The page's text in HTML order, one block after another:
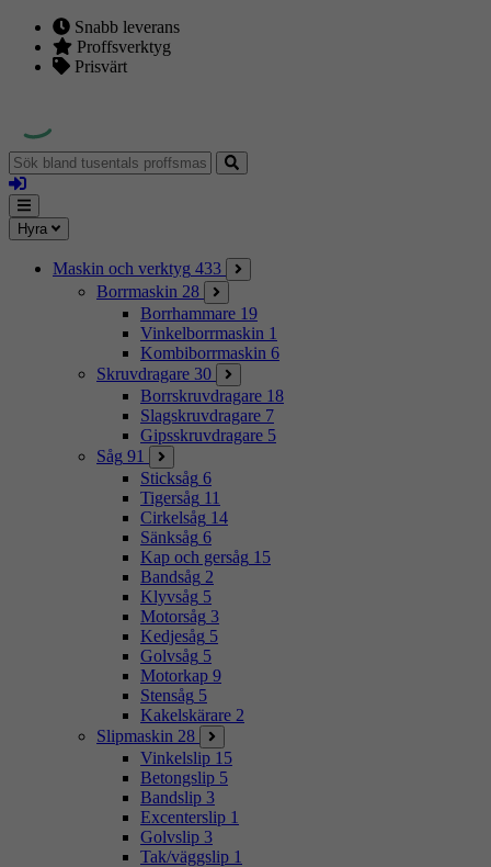
Snabb leverans
Proffsverktyg
Prisvärt
Sök
bland
tusentals
proffsmaskiner
Logga
in
Mina
sidor
Meny
Hyra
Maskin och verktyg 433
Borrmaskin 28
Borrhammare 19
Vinkelborrmaskin 1
Kombiborrmaskin 6
Skruvdragare 30
Borrskruvdragare 18
Slagskruvdragare 7
Gipsskruvdragare 5
Såg 91
Sticksåg 6
Tigersåg 11
Cirkelsåg 14
Sänksåg 6
Kap och gersåg 15
Bandsåg 2
Klyvsåg 5
Motorsåg 3
Kedjesåg 5
Golvsåg 5
Motorkap 9
Stensåg 5
Kakelskärare 2
Slipmaskin 28
Vinkelslip 15
Betongslip 5
Bandslip 3
Excenterslip 1
Golvslip 3
Tak/väggslip 1